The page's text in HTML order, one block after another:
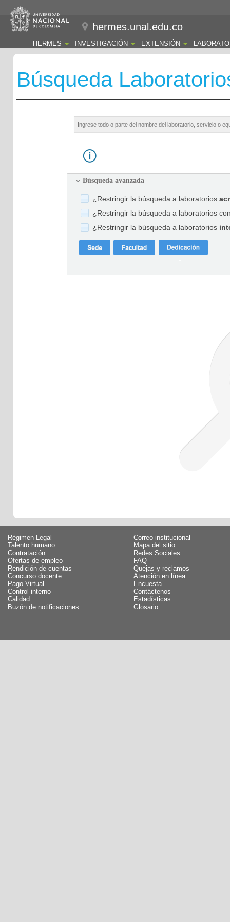
hermes.unal.edu.co
HERMES INVESTIGACIÓN EXTENSIÓN
Búsqueda
Búsqueda avanzada
¿Restringir la búsqueda a laboratorios
¿Restringir la búsqueda a laboratorios
¿Restringir la búsqueda a laboratorios
Régimen Legal
Talento humano
Contratación
Ofertas de empleo
Rendición de cuentas
Concurso docente
Pago Virtual
Control interno
Calidad
Buzón de notificaciones
Correo institucional
Mapa del sitio
Redes Sociales
FAQ
Quejas y reclamos
Atención en línea
Encuesta
Contáctenos
Estadísticas
Glosario